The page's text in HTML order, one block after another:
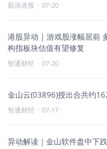
新浪港股 · 07-20
港股异动 | 游戏股涨幅居前
构指板块估值有望修复
智通财经 · 07-20
金山云(03896)授出合共约
智通财经 · 07-17
异动解读｜金山软件盘中下